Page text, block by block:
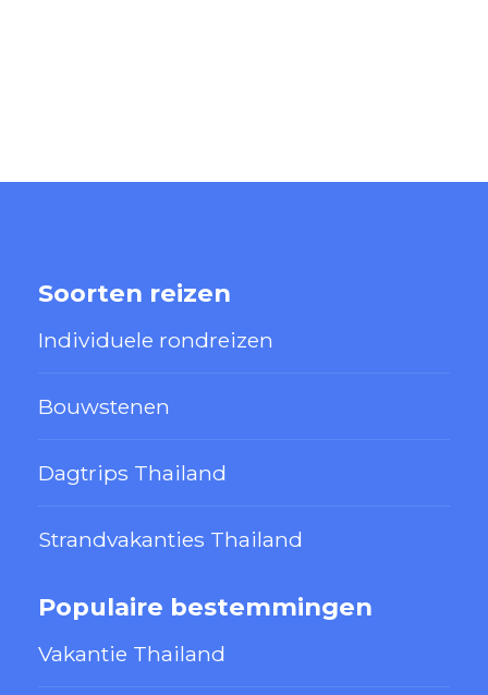
Soorten reizen
Individuele rondreizen
Bouwstenen
Dagtrips Thailand
Strandvakanties Thailand
Populaire bestemmingen
Vakantie Thailand